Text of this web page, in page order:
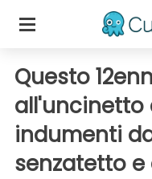
Questo
all'uncinetto
indumenti
senzatetto